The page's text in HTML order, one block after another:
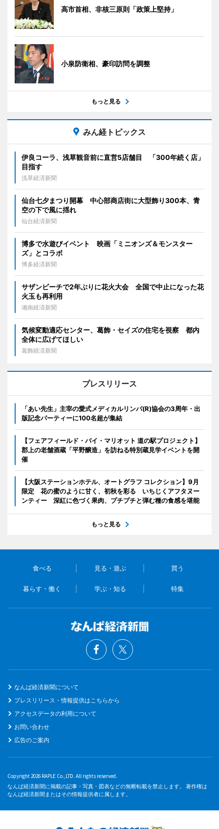
高市首相、非核三原則「政策上堅持」
小泉防衛相、豪印訪問を調整
もっと見る
みん経トピックス
伊良コーラ、浅草観音前に直営5店舗目 「300年続く店」
目指す
浅草経済新聞
仙台七夕まつり開幕 中心部商店街に大型飾り300本、青
空の下で風に揺れ
仙台経済新聞
博多で水遊びイベント 映画「ミニオンズ＆モンスター
ズ」とコラボ
博多経済新聞
サザンビーチで2年ぶりに花火大会 全国で中止になった花
火玉も再利用
湘南経済新聞
気候変動適応センター、葛飾・セイズの住宅を視察 都内
全体に広げてほしい
葛飾経済新聞
プレスリリース
「あい先生」主宰の愛式メディカルリンパ(R)協会の3周年・出
版記念パーティーに100名超が集結
【フェアフィールド・バイ・マリオット 道の駅プロジェクト】
郡上の老舗酒蔵「平野醸造」を訪ねる特別蔵見学イベントを開
催
【大阪ステーションホテル、オートグラフ コレクション】9月
限定 花の蜜のように甘く、初秋を彩る いちじくアフタヌー
ンティー 深紅に色づく果肉、プチプチと弾む種の食感を堪能
もっと見る
食べる 見る・遊ぶ 買う
暮らす・働く 学ぶ・知る 特集
なんば経済新聞について
プレスリリース・情報提供はこちらから
アクセスデータの利用について
お問い合わせ
広告のご案内
Copyright 2026 RAPLE Co.,LTD. All rights reserved.
なんば経済新聞に掲載の記事・写真・図表などの無断転載を禁止します。 著作権は
なんば経済新聞またはその情報提供者に属します。